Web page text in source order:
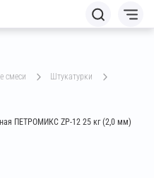
смеси штукатурки
ПЕТРОМИКС ZP-12 25 кг (2,0 мм)